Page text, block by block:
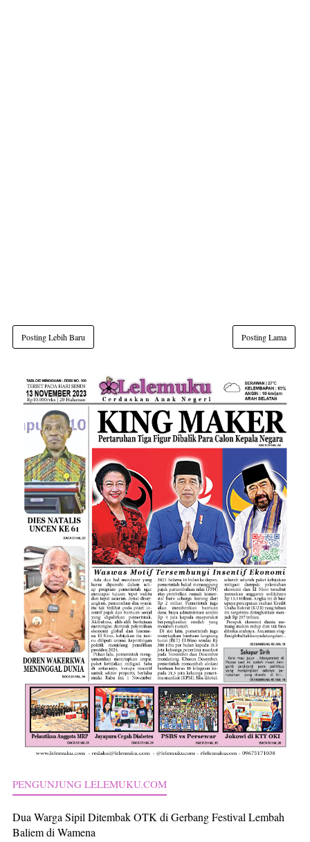
Posting Lebih Baru Posting Lama
PENGUNJUNG LELEMUKU.COM
Dua Warga Sipil Ditembak OTK di Gerbang Festival Lembah
Baliem di Wamena